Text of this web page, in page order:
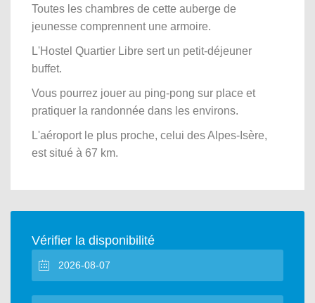
Toutes les chambres de cette auberge de
jeunesse comprennent une armoire.
L'Hostel Quartier Libre sert un petit-déjeuner
buffet.
Vous pourrez jouer au ping-pong sur place et
pratiquer la randonnée dans les environs.
L'aéroport le plus proche, celui des Alpes-Isère,
est situé à 67 km.
Vérifier la disponibilité